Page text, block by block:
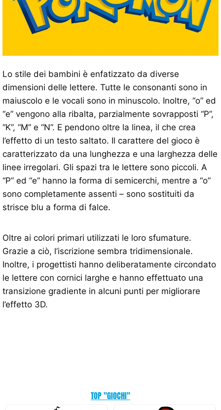
Lo stile dei bambini è enfatizzato da diverse
dimensioni delle lettere. Tutte le consonanti sono in
maiuscolo e le vocali sono in minuscolo. Inoltre, “o” ed
“e” vengono alla ribalta, parzialmente sovrapposti “P”,
“K”, “M” e “N”. E pendono oltre la linea, il che crea
l’effetto di un testo saltato. Il carattere del gioco è
caratterizzato da una lunghezza e una larghezza delle
linee irregolari. Gli spazi tra le lettere sono piccoli. A
“P” ed “e” hanno la forma di semicerchi, mentre a “o”
sono completamente assenti – sono sostituiti da
strisce blu a forma di falce.
Oltre ai colori primari utilizzati le loro sfumature.
Grazie a ciò, l’iscrizione sembra tridimensionale.
Inoltre, i progettisti hanno deliberatamente circondato
le lettere con cornici larghe e hanno effettuato una
transizione gradiente in alcuni punti per migliorare
l’effetto 3D.
TOP "GIOCHI"